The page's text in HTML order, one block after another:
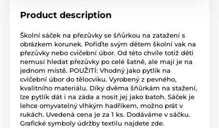
Product description
Školní sáček na přezůvky se šňůrkou na zatažení s
obrázkem korunek. Pořiďte svým dětem školní vak na
přezůvky nebo cvičební úbor. Od této chvíle totiž děti
nemusí hledat přezůvky po celé šatně, ale mají je na
jednom místě. POUŽITÍ: Vhodný jako pytlík na
cvičební úbor do tělocviku. Vyrobený z pevného,
kvalitního materiálu. Díky dvěma šňůrkám na stažení,
lze pytlík dát i na záda a nosit jej jako batoh. Sáček je
lehce omyvatelný vlhkým hadříkem, možno prát v
rukách. Uvedená cena je za 1 ks. Dodáváme v sáčku.
Grafické symboly údržby textilu najdete zde.